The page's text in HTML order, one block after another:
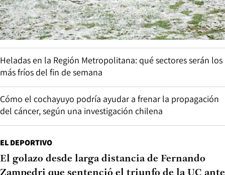
Heladas en la Región Metropolitana: qué sectores serán los
más fríos del fin de semana
Cómo el cochayuyo podría ayudar a frenar la propagación
del cáncer, según una investigación chilena
EL DEPORTIVO
El golazo desde larga distancia de Fernando